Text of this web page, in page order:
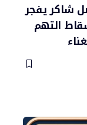
شاكر يفجر
التهم